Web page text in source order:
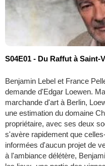
S04E01 - Du Raffut à Saint-
Benjamin Lebel et France
demande d'Edgar Loewen.
marchande d'art à Berlin,
une estimation du domaine
propriétaire, avec ses deux
s'avère rapidement que
informées d'aucun projet de
à l'ambiance délétère,